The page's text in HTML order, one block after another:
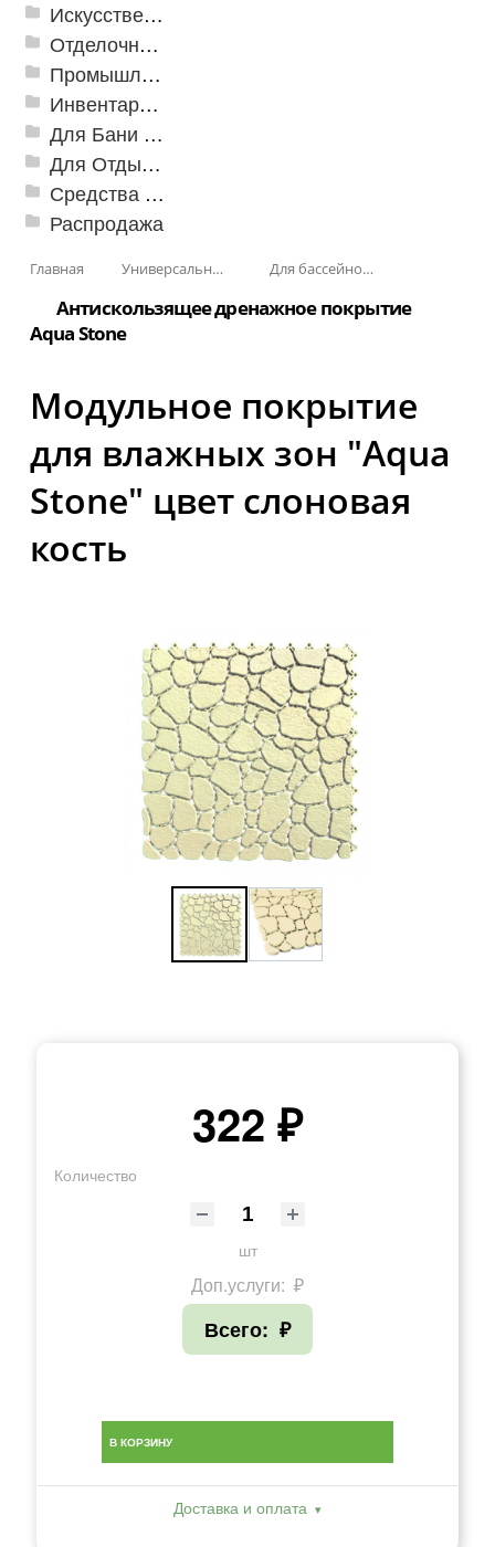
Искусственная трава
Отделочные профили
Промышленный текстиль
Инвентарь для клининга
Для Бани и Сауны
Для Отдыха и Пикника
Средства от насекомых и садовых вредителей
Распродажа
Главная Универсальные модульные покрытия Для бассейнов и аквапарков
Антискользящее дренажное покрытие
Aqua Stone
Модульное покрытие
для влажных зон "Aqua
Stone" цвет слоновая
кость
322 ₽
Количество
шт
Доп.услуги: ₽
Всего: ₽
В КОРЗИНУ
Доставка и оплата